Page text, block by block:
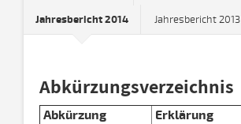
Jahresbericht 2014 Jahresbericht 2013
Abkürzungsverzeichnis
Abkürzung
Erklärung